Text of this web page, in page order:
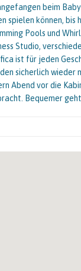
beim
spielen können, bis
Pools und
Studio,
ist für jeden
sicherlich wieder
Abend vor die
Bequemer